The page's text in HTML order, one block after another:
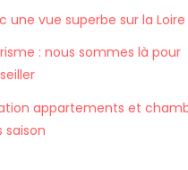
une vue superbe sur la Loire
: nous sommes là pour
appartements et
saison